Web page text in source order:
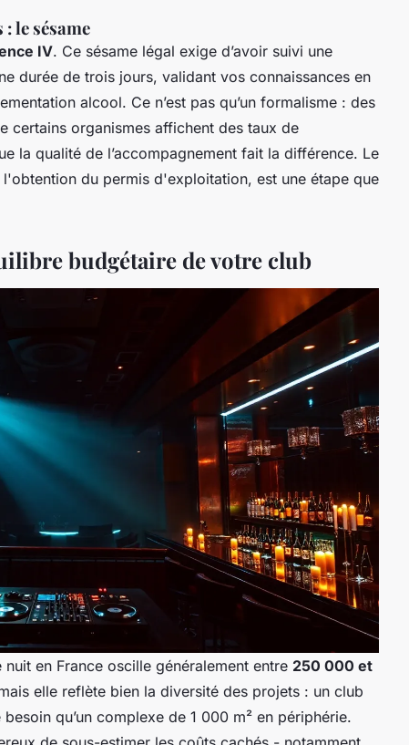
le sésame
IV. Ce sésame légal exige d’avoir suivi une
durée de trois jours, validant vos connaissances en
alcool. Ce n’est pas qu’un formalisme : des
certains organismes affichent des taux de
la qualité de l’accompagnement fait la différence. Le
du permis d'exploitation, est une étape que
budgétaire de votre club
en France oscille généralement entre 250 000 et
elle reflète bien la diversité des projets : un club
qu’un complexe de 1 000 m² en périphérie.